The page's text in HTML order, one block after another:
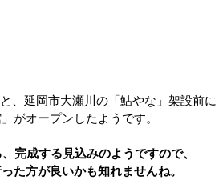
、延岡市大瀬川の「鮎やな」架設前に
がオープンしたようです。
完成する見込みのようですので、
た方が良いかも知れませんね。